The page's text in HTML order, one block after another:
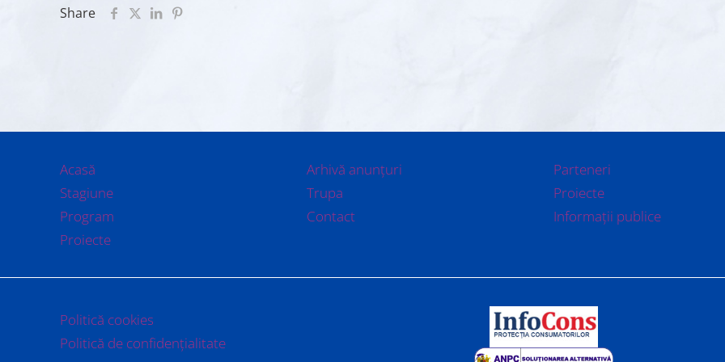
Share
Acasă
Stagiune
Program
Proiecte
Arhivă anunțuri
Trupa
Contact
Parteneri
Proiecte
Informații publice
Politică cookies
Politică de confidențialitate